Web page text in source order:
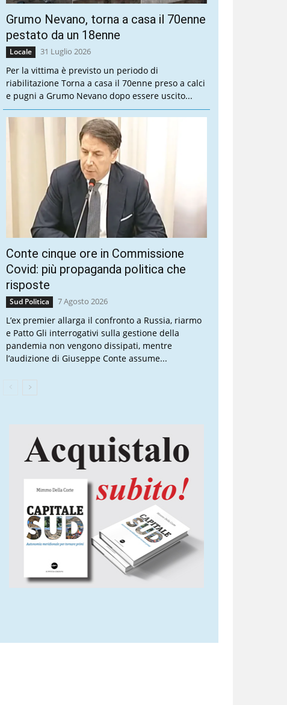
Grumo Nevano, torna a casa il 70enne
pestato da un 18enne
Locale 31 Luglio 2026
Per la vittima è previsto un periodo di
riabilitazione Torna a casa il 70enne preso a calci
e pugni a Grumo Nevano dopo essere uscito...
Conte cinque ore in Commissione
Covid: più propaganda politica che
risposte
Sud Politica 7 Agosto 2026
L’ex premier allarga il confronto a Russia, riarmo
e Patto Gli interrogativi sulla gestione della
pandemia non vengono dissipati, mentre
l’audizione di Giuseppe Conte assume...